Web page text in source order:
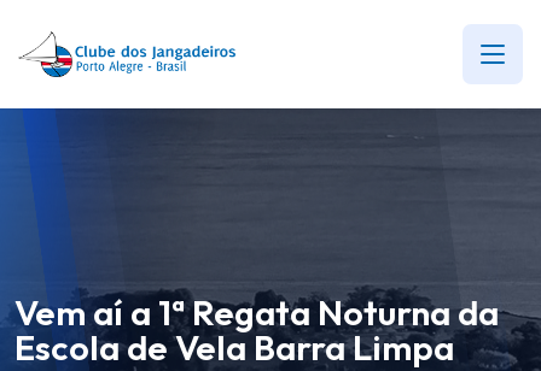
Vem aí a 1ª Regata Noturna da
Escola de Vela Barra Limpa